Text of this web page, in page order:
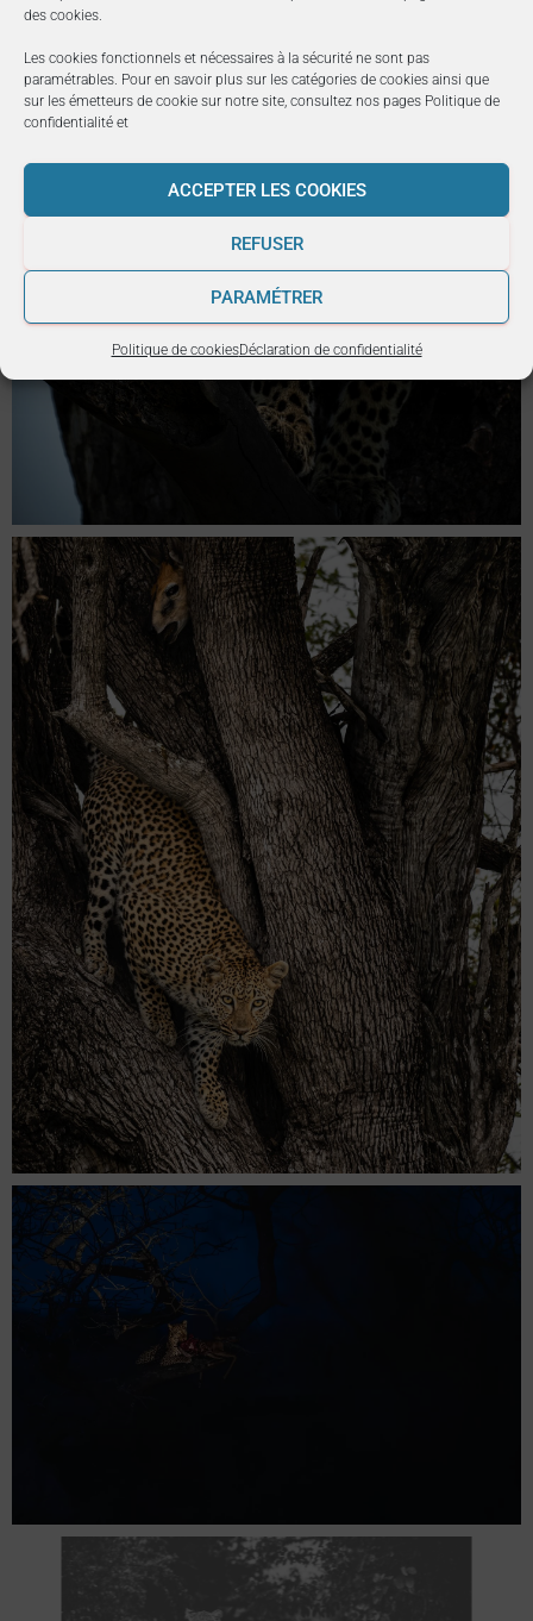
des cookies.
Les cookies fonctionnels et nécessaires à la sécurité ne sont pas
paramétrables. Pour en savoir plus sur les catégories de cookies ainsi que
sur les émetteurs de cookie sur notre site, consultez nos pages Politique de
confidentialité et
ACCEPTER LES COOKIES
REFUSER
PARAMÉTRER
Politique de cookiesDéclaration de confidentialité